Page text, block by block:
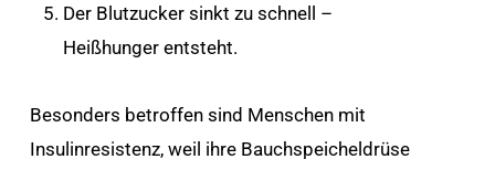
Der Blutzucker sinkt zu schnell –
Heißhunger entsteht.
Besonders betroffen sind Menschen mit
Insulinresistenz, weil ihre Bauchspeicheldrüse